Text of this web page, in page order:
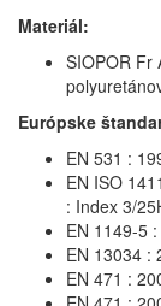
Materiál:
SIOPOR Fr
Európske
EN 531 :
EN ISO
: Index 3/
EN 1149-5
EN 13034 :
EN 471 :